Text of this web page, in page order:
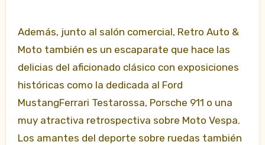
Además, junto al salón comercial, Retro Auto &
Moto también es un escaparate que hace las
delicias del aficionado clásico con exposiciones
históricas como la dedicada al Ford
MustangFerrari Testarossa, Porsche 911 o una
muy atractiva retrospectiva sobre Moto Vespa.
Los amantes del deporte sobre ruedas también